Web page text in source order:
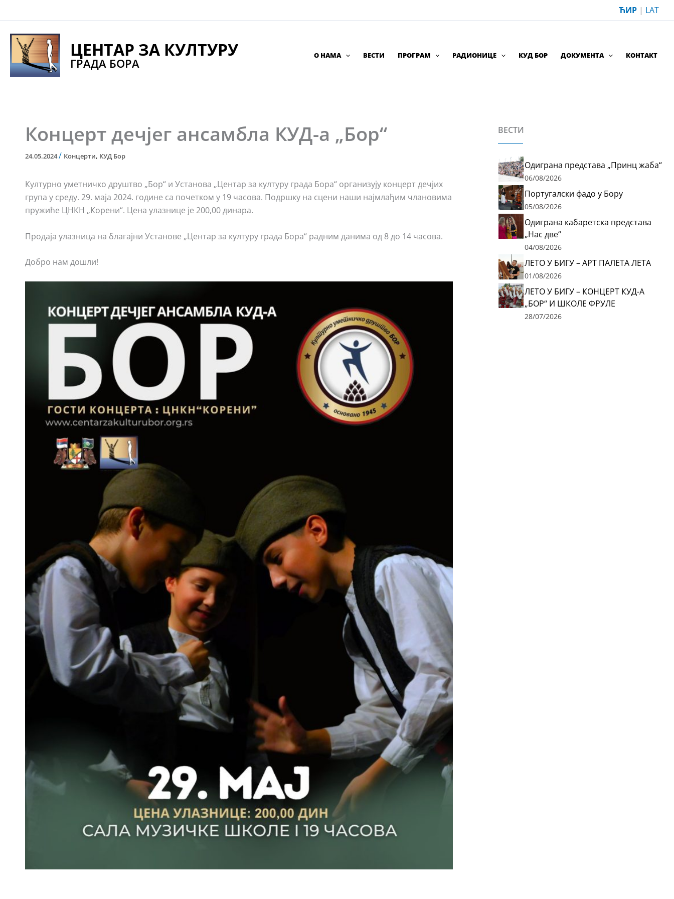
na
sadržaj
ЋИР | LAT
ЦЕНТАР ЗА КУЛТУРУ
ГРАДА БОРА
О НАМА ВЕСТИ ПРОГРАМ РАДИОНИЦЕ КУД БОР ДОКУМЕНТА КОНТАКТ
Концерт дечјег ансамбла КУД-а „Бор“
24.05.2024/ Концерти, КУД Бор
Културно уметничко друштво „Бор“ и Установа „Центар за културу града Бора“ организују концерт дечјих
група у среду. 29. маја 2024. године са почетком у 19 часова. Подршку на сцени наши најмлађим члановима
пружиће ЦНКН „Корени“. Цена улазнице је 200,00 динара.
Продаја улазница на благајни Установе „Центар за културу града Бора“ радним данима од 8 до 14 часова.
Добро нам дошли!
ВЕСТИ
Одиграна представа „Принц жаба“
06/08/2026
Португалски фадо у Бору
05/08/2026
Одиграна кабаретска представа
„Нас две“
04/08/2026
ЛЕТО У БИГУ – АРТ ПАЛЕТА ЛЕТА
01/08/2026
ЛЕТО У БИГУ – КОНЦЕРТ КУД-А
„БОР“ И ШКОЛЕ ФРУЛЕ
28/07/2026